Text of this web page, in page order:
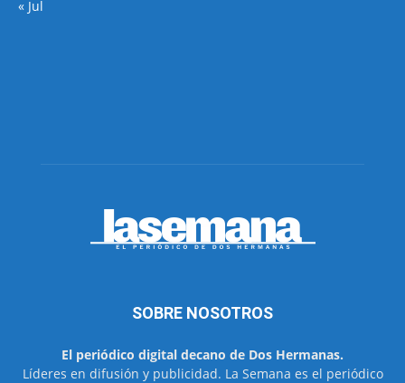
« Jul
SOBRE NOSOTROS
El periódico digital decano de Dos Hermanas.
Líderes en difusión y publicidad. La Semana es el periódico